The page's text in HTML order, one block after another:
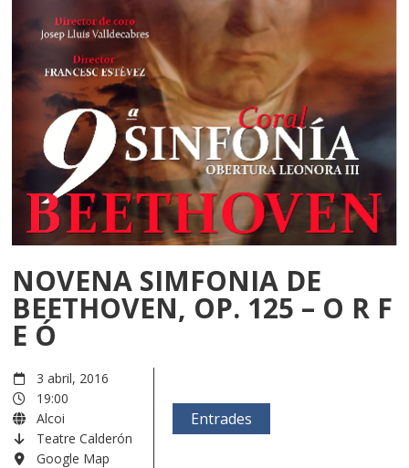
NOVENA SIMFONIA DE
BEETHOVEN, OP. 125 – O R F
E Ó
3 abril, 2016
19:00
Alcoi
Teatre Calderón
Google Map
Entrades